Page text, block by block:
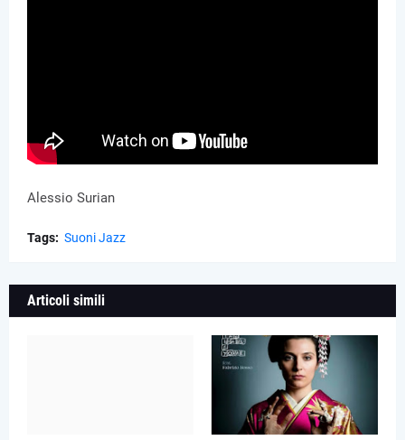
Alessio Surian
Tags: Suoni Jazz
Articoli simili